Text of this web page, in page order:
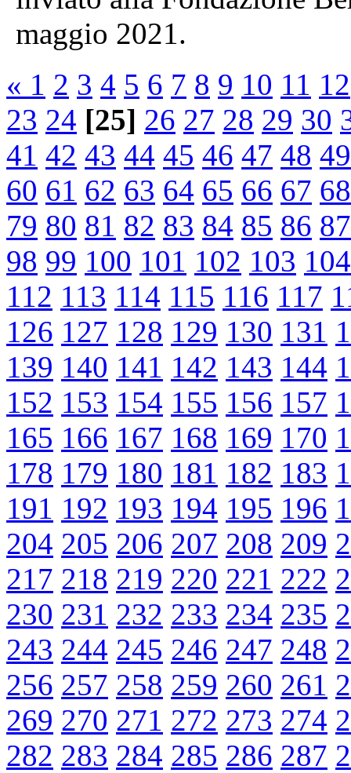
maggio 2021.
« 1 2 3 4 5 6 7 8 9 10 11 12
23 24 [25] 26 27 28 29 30
41 42 43 44 45 46 47 48 49
60 61 62 63 64 65 66 67 68
79 80 81 82 83 84 85 86 87
98 99 100 101 102 103 104
112 113 114 115 116 117
126 127 128 129 130 131
139 140 141 142 143 144
152 153 154 155 156 157
165 166 167 168 169 170
178 179 180 181 182 183
191 192 193 194 195 196
204 205 206 207 208 209
217 218 219 220 221 222
230 231 232 233 234 235
243 244 245 246 247 248
256 257 258 259 260 261
269 270 271 272 273 274
282 283 284 285 286 287